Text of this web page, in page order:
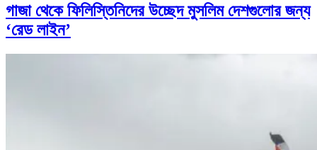
গাজা থেকে ফিলিস্তিনিদের উচ্ছেদ মুসলিম দেশগুলোর জন্য
‘রেড লাইন’